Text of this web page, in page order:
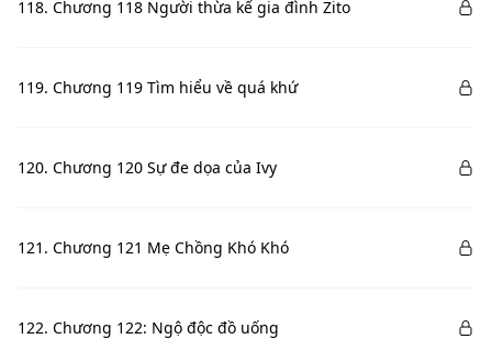
118. Chương 118 Người thừa kế gia đình Zito
119. Chương 119 Tìm hiểu về quá khứ
120. Chương 120 Sự đe dọa của Ivy
121. Chương 121 Mẹ Chồng Khó Khó
122. Chương 122: Ngộ độc đồ uống